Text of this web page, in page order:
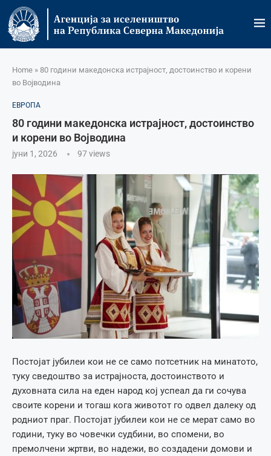
Home » 80 години македонска истрајност, достоинство и корени
во Војводина
ЕВРОПА
80 години македонска истрајност, достоинство
и корени во Војводина
јуни 1, 2026 97views
Постојат јубилеи кои не се само потсетник на минатото,
туку сведоштво за истрајноста, достоинството и
духовната сила на еден народ кој успеал да ги сочува
своите корени и тогаш кога животот го одвел далеку од
родниот праг. Постојат јубилеи кои не се мерат само во
години, туку во човечки судбини, во спомени, во
премолчени жртви, во надежи, во создадени домови и